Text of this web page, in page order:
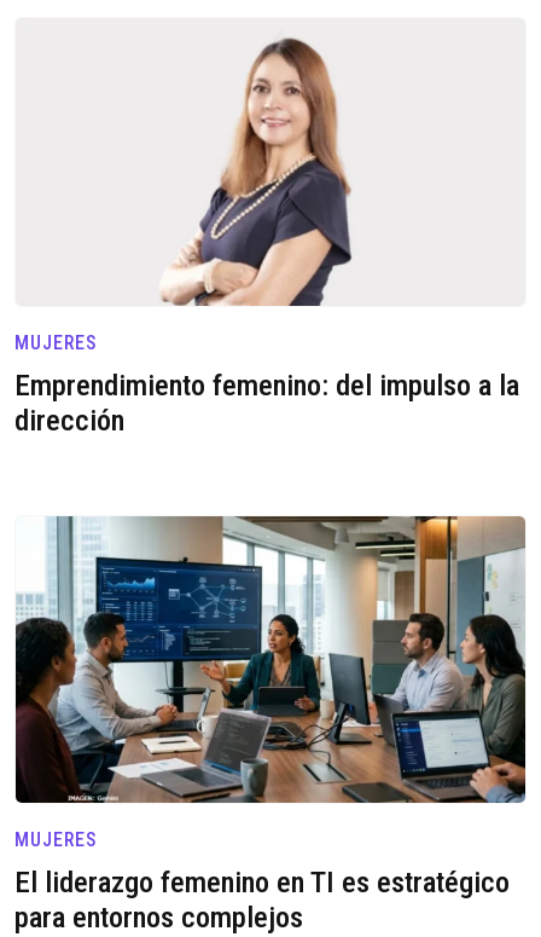
MUJERES
Emprendimiento femenino: del impulso a la
dirección
MUJERES
El liderazgo femenino en TI es estratégico
para entornos complejos